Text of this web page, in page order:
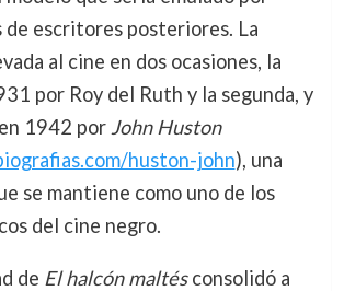
de escritores posteriores. La
al cine en dos ocasiones, la
por Roy del Ruth y la segunda, y
1942 por John Huston
huston-john), una
se mantiene como uno de los
del cine negro.
de El halcón maltésconsolidó a